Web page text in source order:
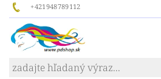
+421948789112